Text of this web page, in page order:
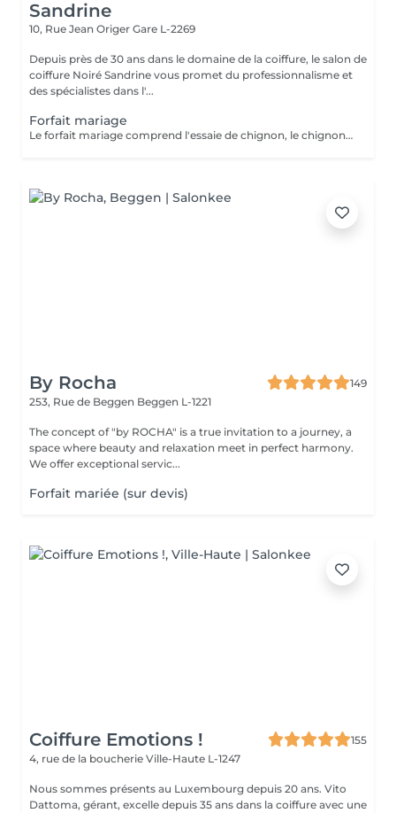
Sandrine
10, Rue Jean Origer Gare L-2269
Depuis près de 30 ans dans le domaine de la coiffure, le salon de
coiffure Noiré Sandrine vous promet du professionnalisme et
des spécialistes dans l'...
Forfait mariage
Le forfait mariage comprend l'essaie de chignon, le chignon, une manucure avec vernis et un maquillage
By Rocha
149
253, Rue de Beggen Beggen L-1221
The concept of "by ROCHA" is a true invitation to a journey, a
space where beauty and relaxation meet in perfect harmony.
We offer exceptional servic...
Forfait mariée (sur devis)
Coiffure Emotions !
155
4, rue de la boucherie Ville-Haute L-1247
Nous sommes présents au Luxembourg depuis 20 ans. Vito
Dattoma, gérant, excelle depuis 35 ans dans la coiffure avec une